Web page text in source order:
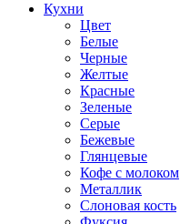
Кухни
Цвет
Белые
Черные
Желтые
Красные
Зеленые
Серые
Бежевые
Глянцевые
Кофе с молоком
Металлик
Слоновая кость